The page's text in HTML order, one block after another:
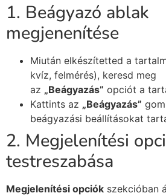
1. Beágyazó ablak
megjenenítése
Miután elkészítetted a
kvíz, felmérés), keresd meg
az „Beágyazás” opciót a
Kattints az „Beágyazás”
beágyazási beállításokat
2. Megjelenítési
testreszabása
Megjelenítési opciók szekcióban